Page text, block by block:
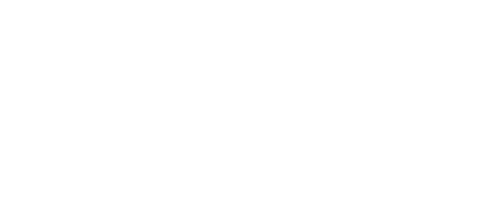
học, rào cản lượng tử, trường lực vô hình, hỗ trợ hỏa
bạn